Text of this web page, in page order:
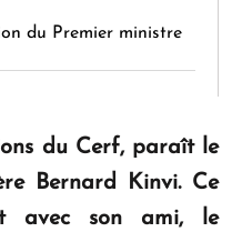
du Premier ministre
»
concrète, la
du Cerf, paraît le
Bernard Kinvi. Ce
avec son ami, le